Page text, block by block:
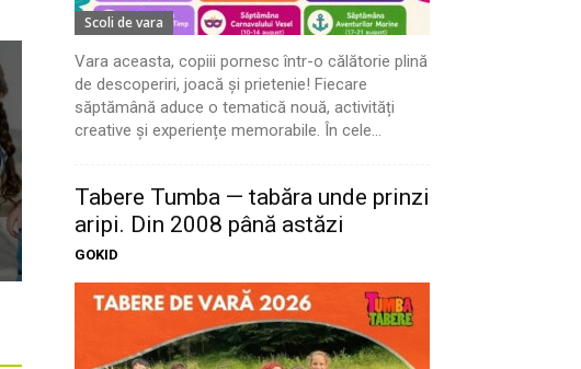
Scoli de vara
Vara aceasta, copiii pornesc într-o călătorie plină
de descoperiri, joacă și prietenie! Fiecare
săptămână aduce o tematică nouă, activități
creative și experiențe memorabile. În cele...
Tabere Tumba — tabăra unde prinzi
aripi. Din 2008 până astăzi
GOKID